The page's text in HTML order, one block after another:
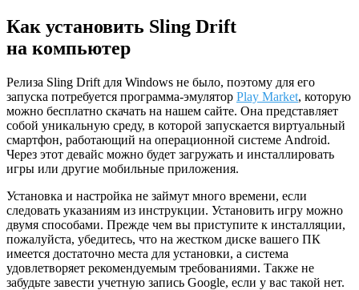
Как установить Sling Drift
на компьютер
Релиза Sling Drift для Windows не было, поэтому для его
запуска потребуется программа-эмулятор Play Market, которую
можно бесплатно скачать на нашем сайте. Она представляет
собой уникальную среду, в которой запускается виртуальный
смартфон, работающий на операционной системе Android.
Через этот девайс можно будет загружать и инсталлировать
игры или другие мобильные приложения.
Установка и настройка не займут много времени, если
следовать указаниям из инструкции. Установить игру можно
двумя способами. Прежде чем вы приступите к инсталляции,
пожалуйста, убедитесь, что на жестком диске вашего ПК
имеется достаточно места для установки, а система
удовлетворяет рекомендуемым требованиями. Также не
забудьте завести учетную запись Google, если у вас такой нет.